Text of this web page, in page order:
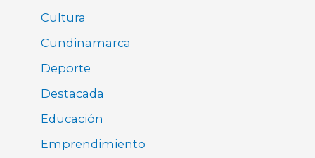
Cultura
Cundinamarca
Deporte
Destacada
Educación
Emprendimiento